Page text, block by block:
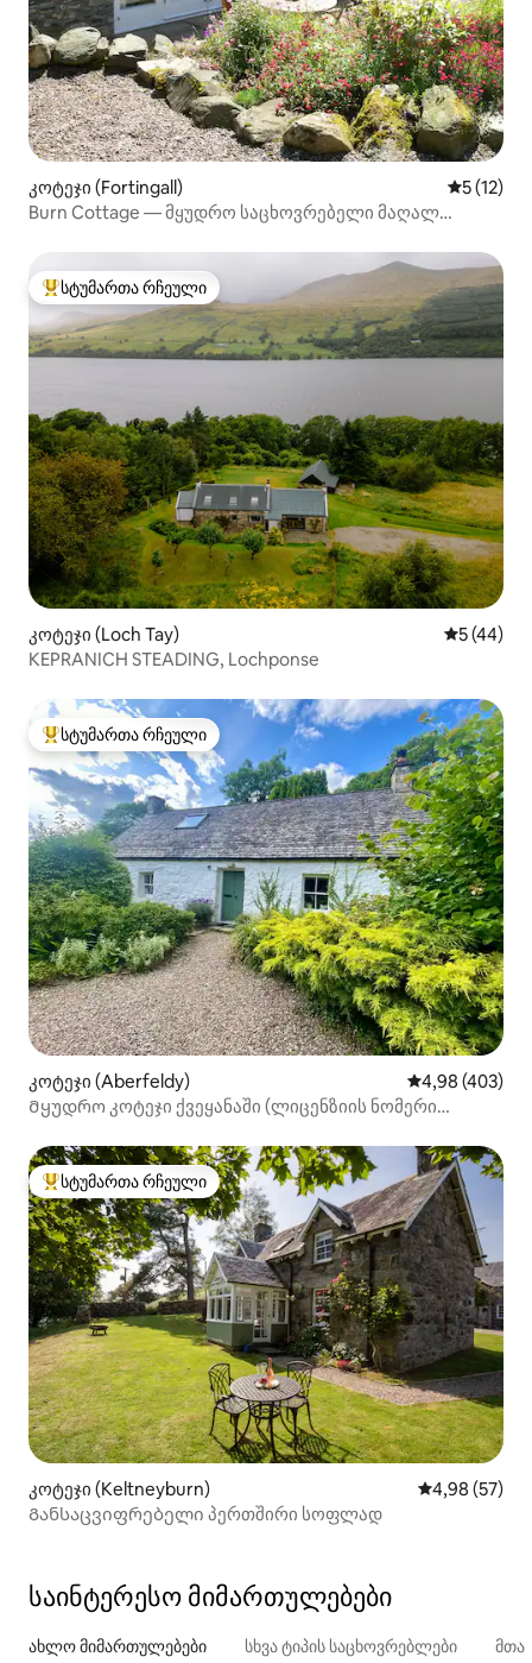
კოტეჯი (Fortingall) საშუალო
5 (12)
Burn Cottage — მყუდრო საცხოვრებელი მაღალ
სტუმართა რჩეული მოწინავე ვარიანტი
სტუმართა რჩეული
კოტეჯი (Loch Tay) საშუალო
5 (44)
KEPRANICH STEADING, Lochponse
სტუმართა რჩეული მოწინავე ვარიანტი
სტუმართა რჩეული
კოტეჯი (Aberfeldy) საშუალო
4,98 (403)
Მყუდრო კოტეჯი ქვეყანაში (ლიცენზიის ნომერი
სტუმართა რჩეული მოწინავე ვარიანტი
სტუმართა რჩეული
კოტეჯი (Keltneyburn) საშუალო
4,98 (57)
Განსაცვიფრებელი პერთშირი სოფლად
საინტერესო მიმართულებები
ახლო მიმართულებები სხვა ტიპის საცხოვრებლები